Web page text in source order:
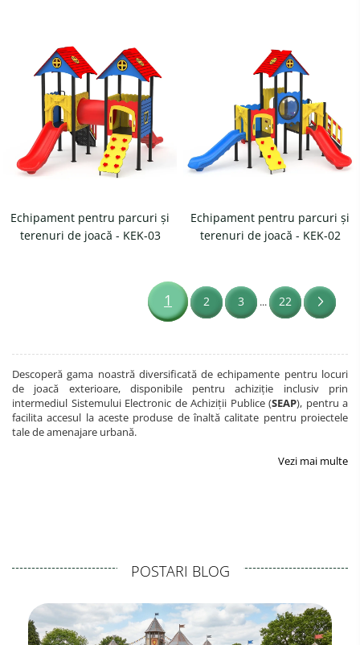
Echipament pentru parcuri și
terenuri de joacă - KEK-03
Echipament pentru parcuri și
terenuri de joacă - KEK-02
1 2 3 ... 22
Descoperă gama noastră diversificată de echipamente pentru locuri
de joacă exterioare, disponibile pentru achiziție inclusiv prin
intermediul Sistemului Electronic de Achiziții Publice (SEAP), pentru a
facilita accesul la aceste produse de înaltă calitate pentru proiectele
tale de amenajare urbană.
Vezi mai multe
POSTARI BLOG